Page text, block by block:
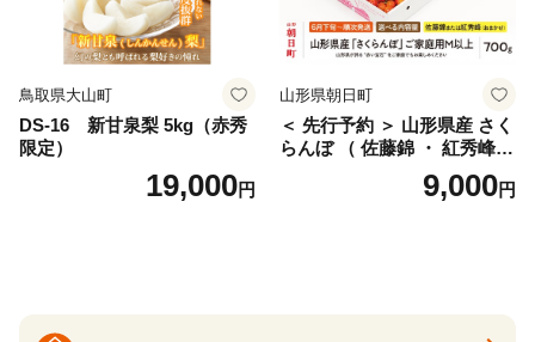
鳥取県大山町
DS-16 新甘泉梨 5kg（赤秀
限定）
19,000円
山形県朝日町
＜ 先行予約 ＞ 山形県産 さく
らんぼ （ 佐藤錦 ・ 紅秀峰
） ご家庭用 M以上 700g 【20
26年6月下旬から7月上旬発
9,000円